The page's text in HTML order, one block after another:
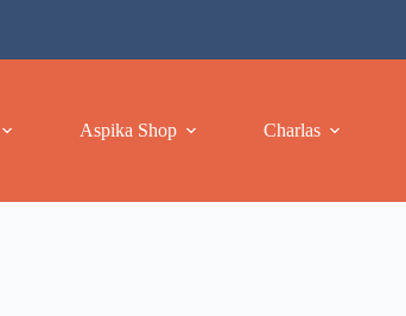
Aspika Shop Charlas